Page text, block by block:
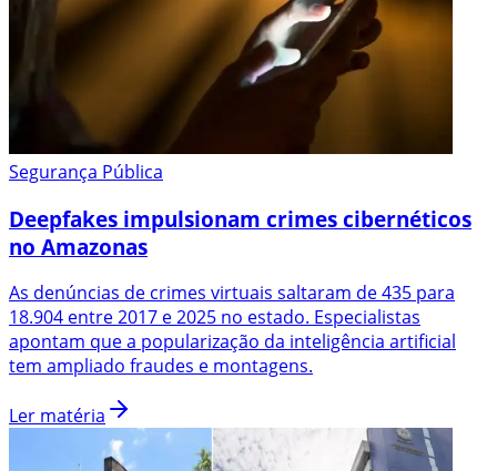
Segurança Pública
Deepfakes impulsionam crimes cibernéticos
no Amazonas
As denúncias de crimes virtuais saltaram de 435 para
18.904 entre 2017 e 2025 no estado. Especialistas
apontam que a popularização da inteligência artificial
tem ampliado fraudes e montagens.
Ler matéria